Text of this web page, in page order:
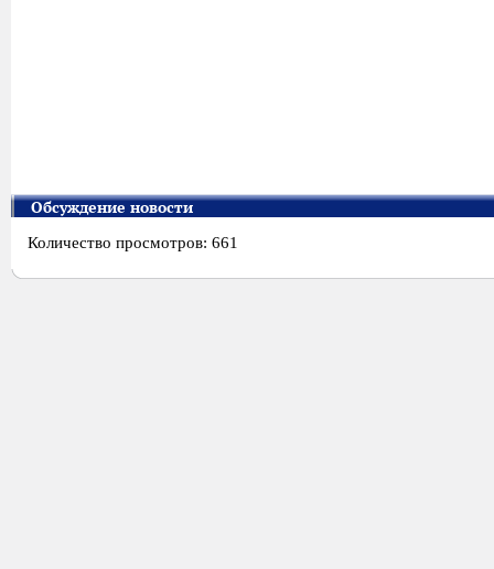
Обсуждение новости
Количество просмотров: 661